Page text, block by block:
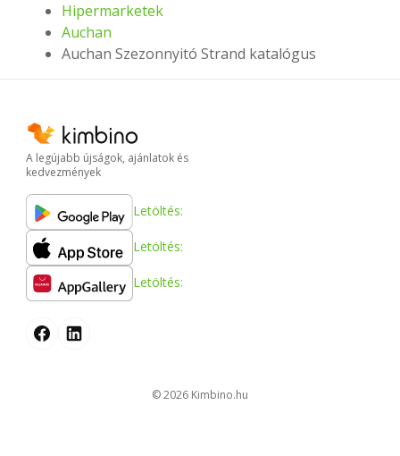
Hipermarketek
Auchan
Auchan Szezonnyitó Strand katalógus
A legújabb újságok, ajánlatok és
kedvezmények
Letöltés:
Letöltés:
Letöltés:
© 2026
kimbino.hu